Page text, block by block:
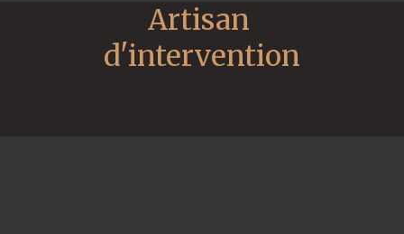
Artisan
d'intervention